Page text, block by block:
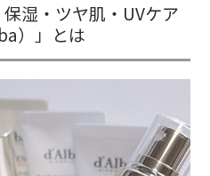
保湿・ツヤ肌・UVケア
）」とは